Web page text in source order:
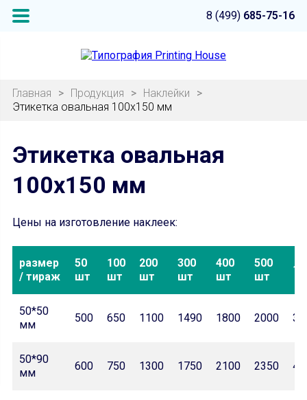
8 (499) 685-75-16
Главная > Продукция > Наклейки
>
Этикетка овальная 100х150 мм
Этикетка овальная
100х150 мм
Цены на изготовление наклеек:
размер
/ тираж
50
шт
100
шт
200
шт
300
шт
400
шт
500
шт
50*50
мм
500 650 1100 1490 1800 2000
50*90
мм
600 750 1300 1750 2100 2350